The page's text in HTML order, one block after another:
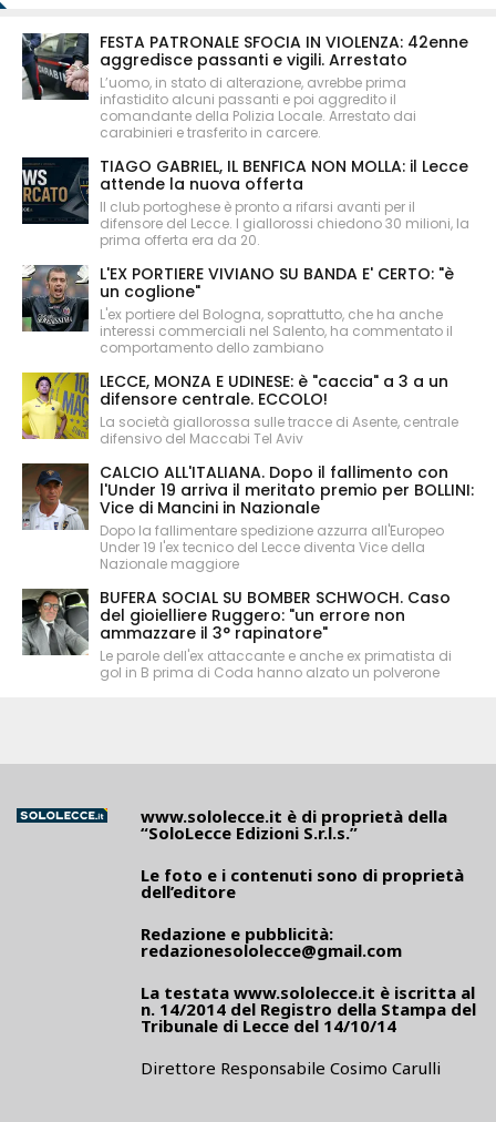
FESTA PATRONALE SFOCIA IN VIOLENZA: 42enne
aggredisce passanti e vigili. Arrestato
L’uomo, in stato di alterazione, avrebbe prima
infastidito alcuni passanti e poi aggredito il
comandante della Polizia Locale. Arrestato dai
carabinieri e trasferito in carcere.
TIAGO GABRIEL, IL BENFICA NON MOLLA: il Lecce
attende la nuova offerta
Il club portoghese è pronto a rifarsi avanti per il
difensore del Lecce. I giallorossi chiedono 30 milioni, la
prima offerta era da 20.
L'EX PORTIERE VIVIANO SU BANDA E' CERTO: "è
un coglione"
L'ex portiere del Bologna, soprattutto, che ha anche
interessi commerciali nel Salento, ha commentato il
comportamento dello zambiano
LECCE, MONZA E UDINESE: è "caccia" a 3 a un
difensore centrale. ECCOLO!
La società giallorossa sulle tracce di Asente, centrale
difensivo del Maccabi Tel Aviv
CALCIO ALL'ITALIANA. Dopo il fallimento con
l'Under 19 arriva il meritato premio per BOLLINI:
Vice di Mancini in Nazionale
Dopo la fallimentare spedizione azzurra all'Europeo
Under 19 l'ex tecnico del Lecce diventa Vice della
Nazionale maggiore
BUFERA SOCIAL SU BOMBER SCHWOCH. Caso
del gioielliere Ruggero: "un errore non
ammazzare il 3° rapinatore"
Le parole dell'ex attaccante e anche ex primatista di
gol in B prima di Coda hanno alzato un polverone
www.sololecce.it è di proprietà della
“SoloLecce Edizioni S.r.l.s.”
Le foto e i contenuti sono di proprietà
dell’editore
Redazione e pubblicità:
redazionesololecce@gmail.com
La testata www.sololecce.it è iscritta al
n. 14/2014 del Registro della Stampa del
Tribunale di Lecce del 14/10/14
Direttore Responsabile Cosimo Carulli